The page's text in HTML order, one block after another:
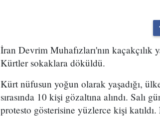
İran Devrim Muhafızları'nın
Kürtler sokaklara döküldü.
Kürt nüfusun yoğun olarak yaşadığı,
sırasında 10 kişi gözaltına alındı. Salı
protesto gösterisine yüzlerce kişi katıldı.